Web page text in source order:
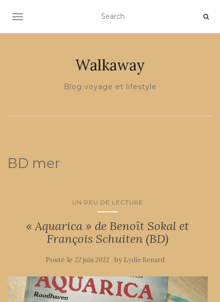
OUVRIR/FERMER LA NAVIGATION
Walkaway
Blog voyage et lifestyle
BD mer
UN PEU DE LECTURE
« Aquarica » de Benoît Sokal et
François Schuiten (BD)
Posté le 22 juin 2022 by Lydie Benard